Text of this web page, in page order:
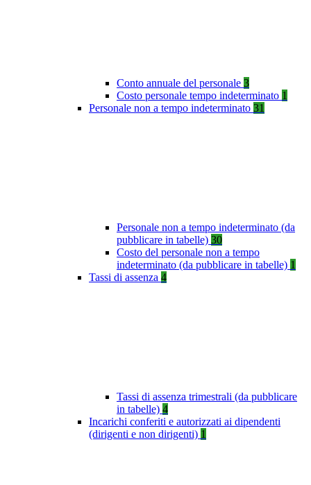
Conto annuale del personale 3
Costo personale tempo indeterminato 1
Personale non a tempo indeterminato 31
Personale non a tempo indeterminato (da
pubblicare in tabelle) 30
Costo del personale non a tempo
indeterminato (da pubblicare in tabelle) 1
Tassi di assenza 4
Tassi di assenza trimestrali (da pubblicare
in tabelle) 4
Incarichi conferiti e autorizzati ai dipendenti
(dirigenti e non dirigenti) 1